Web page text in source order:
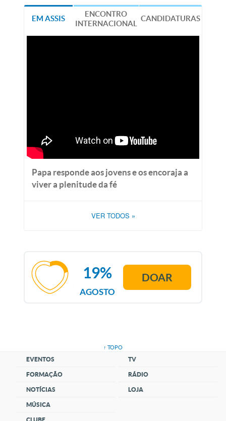
EM ASSIS
ENCONTRO
INTERNACIONAL
CANDIDATURAS
Papa responde aos jovens e os encoraja a
viver a plenitude da fé
VER TODOS »
AGOSTO
19% DOAR
↑ TOPO
EVENTOS
FORMAÇÃO
NOTÍCIAS
MÚSICA
CLUBE
TV
RÁDIO
LOJA